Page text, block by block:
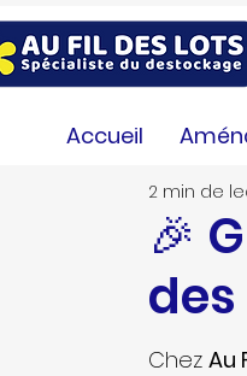
Accueil
🎉
2 min de
Chez Au